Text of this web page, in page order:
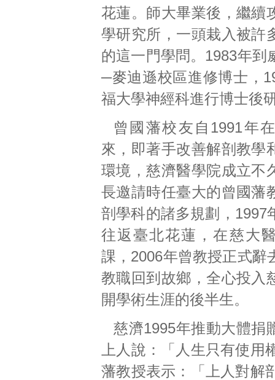
花蓮。師大畢業後，繼續
學研究所，一頭栽入被許
的這一門學問。1983年到
─麥迪遜校區進修博士，
福大學神經科進行博士後
曾國藩校友自1991年
來，即著手改善解剖教學
環境，慈濟醫學院成立不
長邀請時任臺大的曾國藩
剖學科的諸多規劃，1997
往返臺北花蓮，在慈大
課，2006年曾教授正式辭
教職回到故鄉，全心投入
開學術生涯的後半生。
慈濟1995年推動大體捐
上人說：「人生只有使
藩教授表示：「上人對解